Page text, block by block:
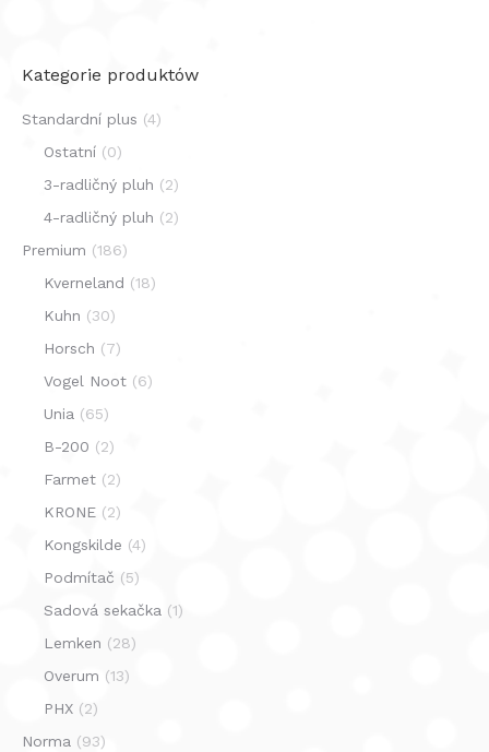
Kategorie produktów
Standardní plus (4)
Ostatní (0)
3-radličný pluh (2)
4-radličný pluh (2)
Premium (186)
Kverneland (18)
Kuhn (30)
Horsch (7)
Vogel Noot (6)
Unia (65)
B-200 (2)
Farmet (2)
KRONE (2)
Kongskilde (4)
Podmítač (5)
Sadová sekačka (1)
Lemken (28)
Overum (13)
PHX (2)
Norma (93)